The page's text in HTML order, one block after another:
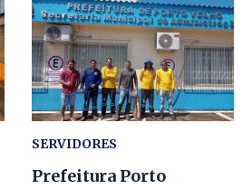
SERVIDORES
Prefeitura Porto